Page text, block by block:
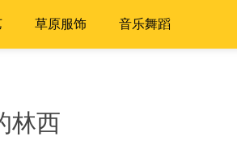
草原服饰 音乐舞蹈
林西